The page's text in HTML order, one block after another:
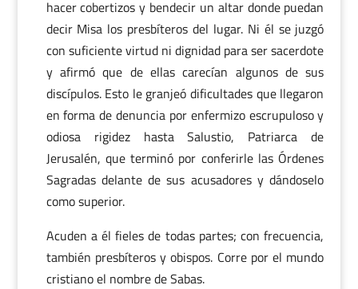
hacer cobertizos y bendecir un altar donde puedan
decir Misa los presbíteros del lugar. Ni él se juzgó
con suficiente virtud ni dignidad para ser sacerdote
y afirmó que de ellas carecían algunos de sus
discípulos. Esto le granjeó dificultades que llegaron
en forma de denuncia por enfermizo escrupuloso y
odiosa rigidez hasta Salustio, Patriarca de
Jerusalén, que terminó por conferirle las Órdenes
Sagradas delante de sus acusadores y dándoselo
como superior.
Acuden a él fieles de todas partes; con frecuencia,
también presbíteros y obispos. Corre por el mundo
cristiano el nombre de Sabas.